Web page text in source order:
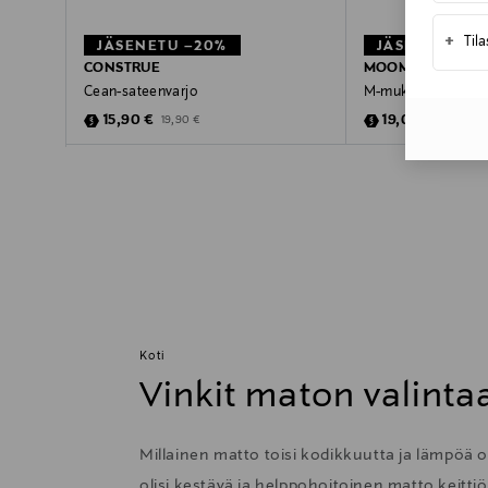
+
JÄSENETU –20%
CONSTRUE
Cean-sateenvarjo
Discounted Price
15,90 € Original Price
19,90 €
JÄSENETU
MOOMIN ARABIA
M-muki 0,4 l
Discounted Price
19,00 €
Koti
Vinkit maton
Millainen matto toisi kodikkuutta ja lämpöä